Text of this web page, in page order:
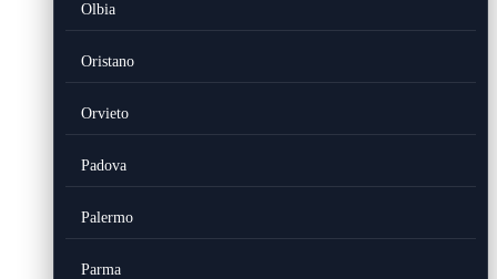
Olbia
Oristano
Orvieto
Padova
Palermo
Parma